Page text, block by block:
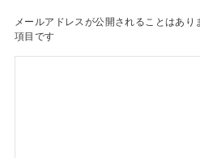
メールアドレスが公開されることはあり
項目です